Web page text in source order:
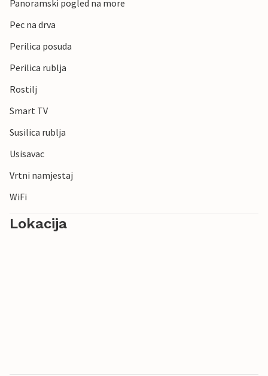
Panoramski pogled na more
Pec na drva
Perilica posuda
Perilica rublja
Rostilj
Smart TV
Susilica rublja
Usisavac
Vrtni namjestaj
WiFi
Lokacija